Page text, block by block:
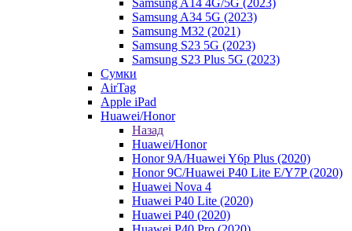
Samsung A14 4G/5G (2023)
Samsung A34 5G (2023)
Samsung M32 (2021)
Samsung S23 5G (2023)
Samsung S23 Plus 5G (2023)
Сумки
AirTag
Apple iPad
Huawei/Honor
Назад
Huawei/Honor
Honor 9A/Huawei Y6p Plus (2020)
Honor 9C/Huawei P40 Lite E/Y7P (2020)
Huawei Nova 4
Huawei P40 Lite (2020)
Huawei P40 (2020)